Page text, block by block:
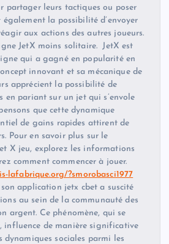
partager leurs tactiques ou poser
également la possibilité d’envoyer
aux actions des autres joueurs.
JetX moins solitaire. JetX est
qui a gagné en popularité en
innovant et sa mécanique de
apprécient la possibilité de
en pariant sur un jet qui s’envole
que cette dynamique
de gains rapides attirent de
Pour en savoir plus sur le
X jeu, explorez les informations
comment commencer à jouer.
lafabrique.org/?smorobasci1977
son application jetx cbet a suscité
au sein de la communauté des
argent. Ce phénomène, qui se
influence de manière significative
dynamiques sociales parmi les